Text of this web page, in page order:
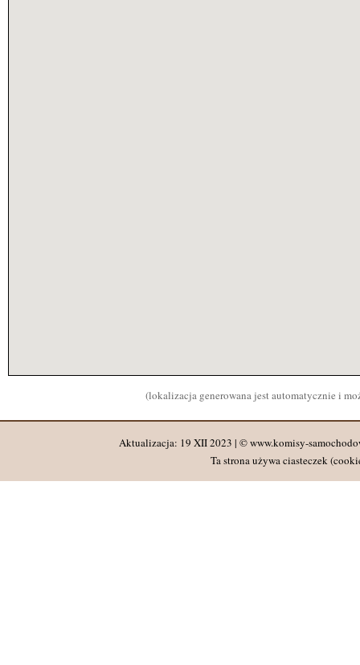
(lokalizacja generowana jest automatycznie i
Aktualizacja: 19 XII 2023 | © www.komisy-
Ta strona używa ciasteczek